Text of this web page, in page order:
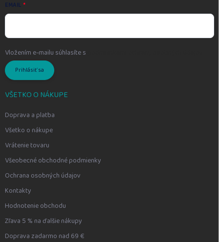
EMAIL
Vložením e-mailu súhlasíte s
Prihlásiť sa
VŠETKO O NÁKUPE
Doprava a platba
Všetko o nákupe
Vrátenie tovaru
Všeobecné obchodné podmienky
Ochrana osobných údajov
Kontakty
Hodnotenie obchodu
Zľava 5 % na ďalšie nákupy
Doprava zadarmo nad 69 €